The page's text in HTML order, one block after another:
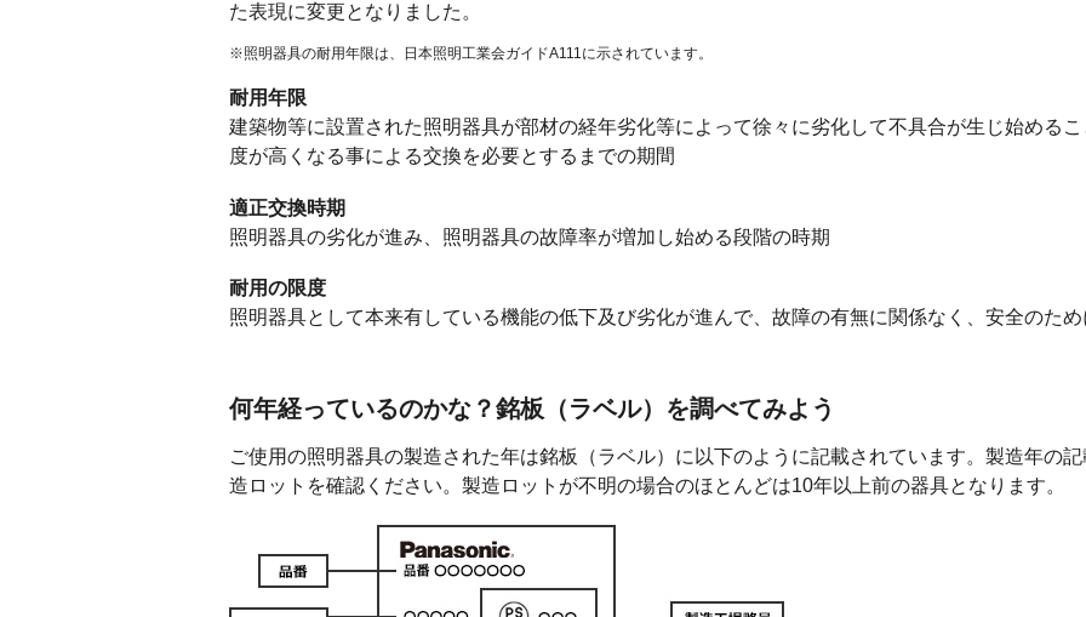
た表現に変更となりました。
※照明器具の耐用年限は、日本照明工業会ガイドA111に示されています。
耐用年限
建築物等に設置された照明器具が部材の経年劣化等によって徐々に劣化して不具合が生じ始める
度が高くなる事による交換を必要とするまでの期間
適正交換時期
照明器具の劣化が進み、照明器具の故障率が増加し始める段階の時期
耐用の限度
照明器具として本来有している機能の低下及び劣化が進んで、故障の有無に関係なく、安全のた
何年経っているのかな？銘板（ラベル）を調べてみよう
ご使用の照明器具の製造された年は銘板（ラベル）に以下のように記載されています。製造年の
造ロットを確認ください。製造ロットが不明の場合のほとんどは10年以上前の器具となります。